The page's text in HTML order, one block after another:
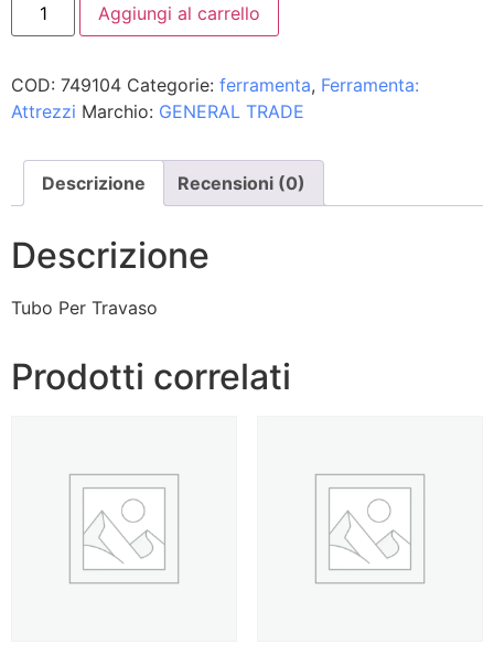
Aggiungi al carrello
COD: 749104 Categorie: ferramenta, Ferramenta:
Attrezzi Marchio: GENERAL TRADE
Descrizione Recensioni (0)
Descrizione
Tubo Per Travaso
Prodotti correlati